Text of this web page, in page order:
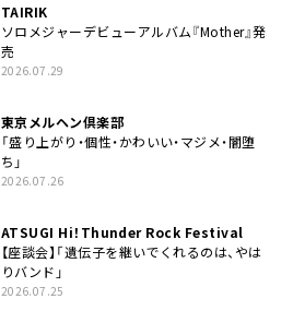
TAIRIK
ソロメジャーデビューアルバム『Mother』発
売
2026.07.29
東京メルヘン倶楽部
「盛り上がり・個性・かわいい・マジメ・闇堕
ち」
2026.07.26
ATSUGI Hi！Thunder Rock Festival
【座談会】「遺伝子を継いでくれるのは、やは
りバンド」
2026.07.25